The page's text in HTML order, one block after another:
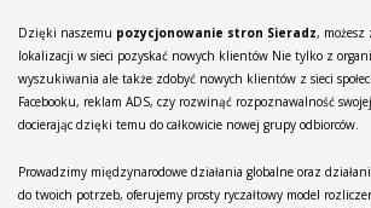
Dzięki naszemu pozycjonowanie stron Sieradz, możesz
lokalizacji w sieci pozyskać nowych klientów Nie tylko z
wyszukiwania ale także zdobyć nowych klientów z sieci
Facebooku, reklam ADS, czy rozwinąć rozpoznawalność
docierając dzięki temu do całkowicie nowej grupy odbiorców.
Prowadzimy międzynarodowe działania globalne oraz
do twoich potrzeb, oferujemy prosty ryczałtowy model